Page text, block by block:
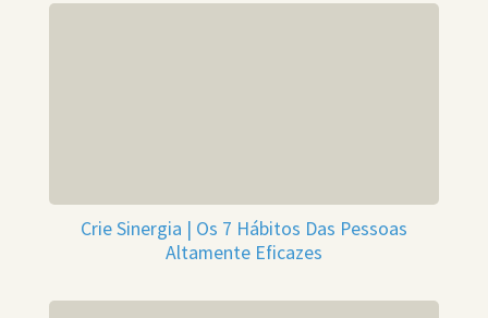
Crie Sinergia | Os 7 Hábitos Das Pessoas
Altamente Eficazes